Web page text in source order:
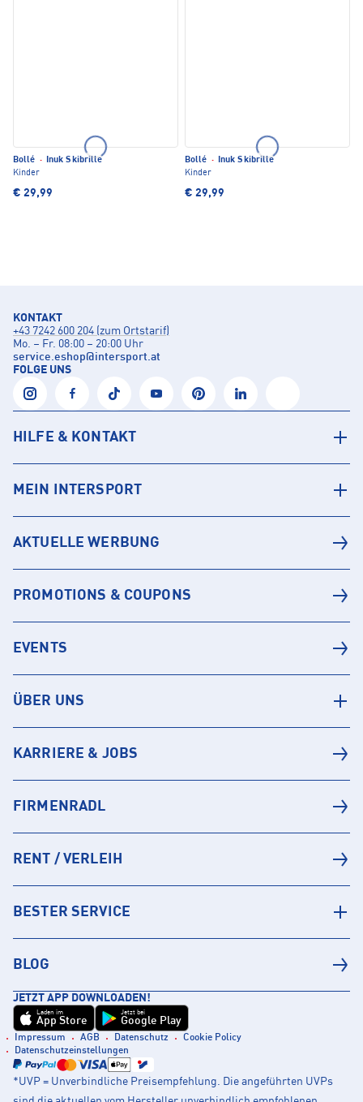
Bollé · Inuk Skibrille
Kinder
€ 29,99
Bollé · Inuk Skibrille
Kinder
€ 29,99
KONTAKT
+43 7242 600 204 (zum Ortstarif)
Mo. – Fr. 08:00 – 20:00 Uhr
service.eshop@intersport.at
FOLGE UNS
HILFE & KONTAKT
MEIN INTERSPORT
AKTUELLE WERBUNG
PROMOTIONS & COUPONS
EVENTS
ÜBER UNS
KARRIERE & JOBS
FIRMENRADL
RENT / VERLEIH
BESTER SERVICE
BLOG
JETZT APP DOWNLOADEN!
Laden im
App Store
Jetzt bei
Google Play
Impressum AGB Datenschutz
Cookie Policy
Datenschutzeinstellungen
*UVP = Unverbindliche Preisempfehlung. Die angeführten UVPs